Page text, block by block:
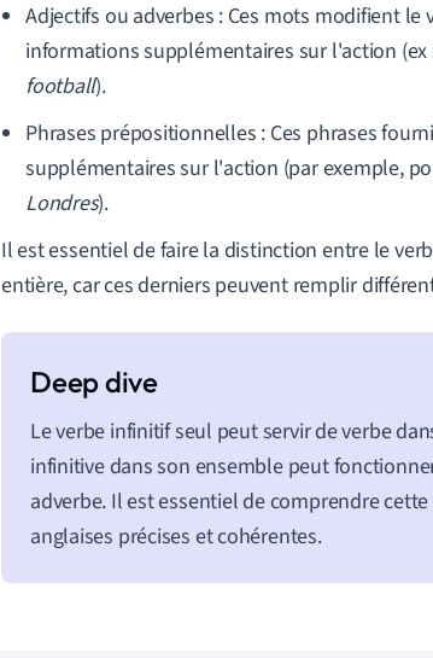
Adjectifs ou adverbes : Ces mots modifient
informations supplémentaires sur l'action (ex
football).
Phrases prépositionnelles : Ces phrases
supplémentaires sur l'action (par exemple,
Londres).
Il est essentiel de faire la distinction entre le
entière, car ces derniers peuvent remplir
Le verbe infinitif seul peut servir de verbe
infinitive dans son ensemble peut
adverbe. Il est essentiel de comprendre
anglaises précises et cohérentes.